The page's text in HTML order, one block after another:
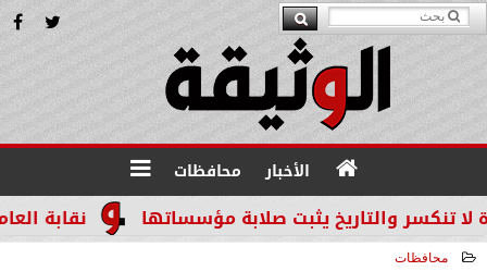
الأخبار محافظات
نقابة العاملين والتاريخ يثبت صلابة مؤسساتها
محافظات